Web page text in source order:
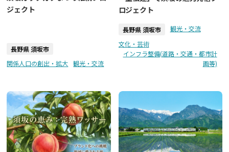
ジェクト
長野県 須坂市
関係人口の創出・拡大
観光・交流
ロジェクト
長野県 須坂市
観光・交流
文化・芸術
インフラ整備(道路・交通・都市計
画等)